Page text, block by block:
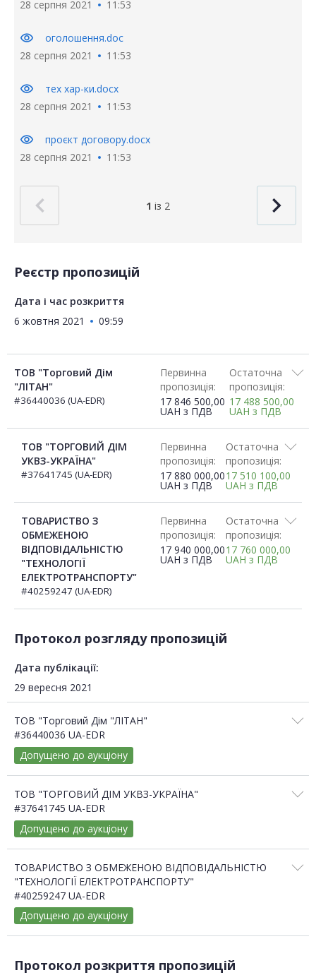
28 серпня 2021 11:53
visibility
оголошення.doc
28 серпня 2021
11:53
visibility
тех хар-ки.docx
28 серпня 2021
11:53
visibility
проєкт договору.docx
28 серпня 2021
11:53
1 із 2
Реєстр пропозицій
Дата і час розкриття
6 жовтня 2021
09:59
ТОВ "Торговий Дім
"ЛІТАН"
#36440036 (UA-EDR)
Первинна
пропозиція:
17 846 500,00
UAH з ПДВ
Остаточна
пропозиція:
17 488 500,00
UAH з ПДВ
ТОВ "ТОРГОВИЙ ДІМ
УКВЗ-УКРАЇНА"
#37641745 (UA-EDR)
Первинна
пропозиція:
17 880 000,00
UAH з ПДВ
Остаточна
пропозиція:
17 510 100,00
UAH з ПДВ
ТОВАРИСТВО З
ОБМЕЖЕНОЮ
ВІДПОВІДАЛЬНІСТЮ
"ТЕХНОЛОГІЇ
ЕЛЕКТРОТРАНСПОРТУ"
#40259247 (UA-EDR)
Первинна
пропозиція:
17 940 000,00
UAH з ПДВ
Остаточна
пропозиція:
17 760 000,00
UAH з ПДВ
Протокол розгляду пропозицій
Дата публікації:
29 вересня 2021
ТОВ "Торговий Дім "ЛІТАН"
#36440036 UA-EDR
Допущено до аукціону
ТОВ "ТОРГОВИЙ ДІМ УКВЗ-УКРАЇНА"
#37641745 UA-EDR
Допущено до аукціону
ТОВАРИСТВО З ОБМЕЖЕНОЮ ВІДПОВІДАЛЬНІСТЮ
"ТЕХНОЛОГІЇ ЕЛЕКТРОТРАНСПОРТУ"
#40259247 UA-EDR
Допущено до аукціону
Протокол розкриття пропозицій